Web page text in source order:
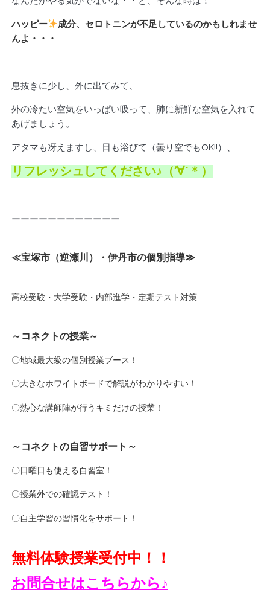
ハッピー
成分、セロトニンが不足しているのかもしれませ
んよ・・・
息抜きに少し、外に出てみて、
外の冷たい空気をいっぱい吸って、肺に新鮮な空気を入れて
あげましょう。
アタマも冴えますし、日も浴びて（曇り空でもOK!!）、
リフレッシュしてください♪（’∀`＊）
ーーーーーーーーーーーー
≪宝塚市（逆瀬川）・伊丹市の個別指導≫
高校受験・大学受験・内部進学・定期テスト対策
～コネクトの授業～
〇地域最大級の個別授業ブース！
〇大きなホワイトボードで解説がわかりやすい！
〇熱心な講師陣が行うキミだけの授業！
～コネクトの自習サポート～
〇日曜日も使える自習室！
〇授業外での確認テスト！
〇自主学習の習慣化をサポート！
無料体験授業受付中！！
お問合せはこちらから♪